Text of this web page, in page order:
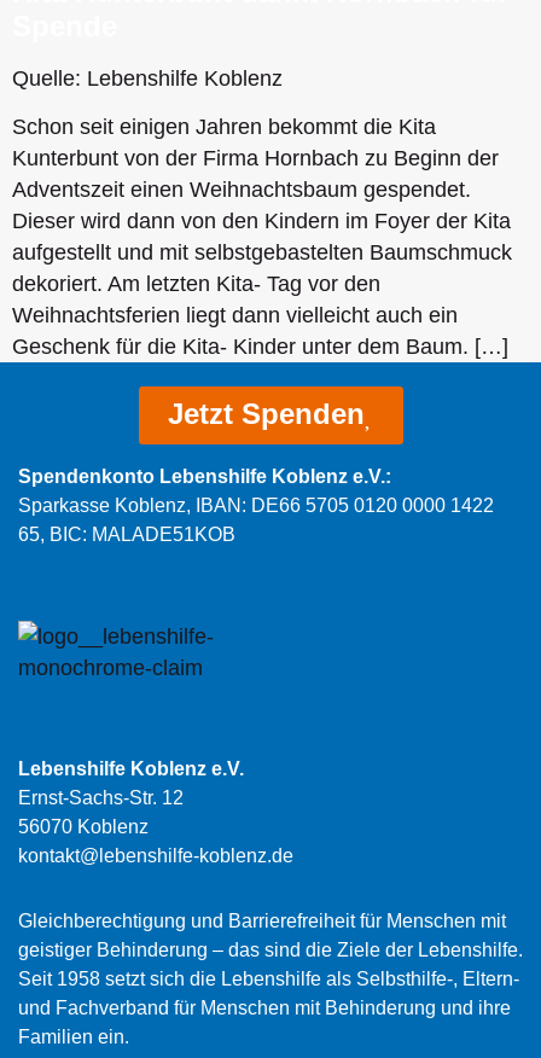
Quelle: Lebenshilfe Koblenz
Schon seit einigen Jahren bekommt die Kita
Kunterbunt von der Firma Hornbach zu Beginn der
Adventszeit einen Weihnachtsbaum gespendet.
Dieser wird dann von den Kindern im Foyer der Kita
aufgestellt und mit selbstgebastelten Baumschmuck
dekoriert. Am letzten Kita- Tag vor den
Weihnachtsferien liegt dann vielleicht auch ein
Geschenk für die Kita- Kinder unter dem Baum. […]
Jetzt Spenden
Spendenkonto Lebenshilfe Koblenz e.V.:
Sparkasse Koblenz, IBAN: DE66 5705 0120 0000 1422
65, BIC: MALADE51KOB
Lebenshilfe Koblenz e.V.
Ernst-Sachs-Str. 12
56070 Koblenz
kontakt@lebenshilfe-koblenz.de
Gleichberechtigung und Barrierefreiheit für Menschen mit
geistiger Behinderung – das sind die Ziele der Lebenshilfe.
Seit 1958 setzt sich die Lebenshilfe als Selbsthilfe-, Eltern-
und Fachverband für Menschen mit Behinderung und ihre
Familien ein.